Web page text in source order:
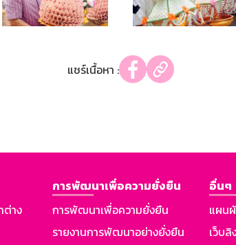
แชร์เนื้อหา :
ต่าง
การพัฒนาเพื่อความยั่งยืน
การพัฒนาเพื่อความยั่งยืน
รายงานการพัฒนาอย่างยั่งยืน
อื่นๆ
แผน
เว็บ